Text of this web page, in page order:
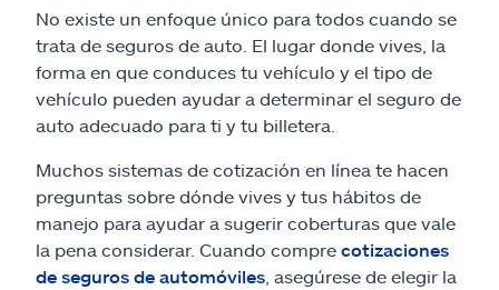
No existe un enfoque único para todos cuando se
trata de seguros de auto. El lugar donde vives, la
forma en que conduces tu vehículo y el tipo de
vehículo pueden ayudar a determinar el seguro de
auto adecuado para ti y tu billetera.
Muchos sistemas de cotización en línea te hacen
preguntas sobre dónde vives y tus hábitos de
manejo para ayudar a sugerir coberturas que vale
la pena considerar. Cuando compre cotizaciones
de seguros de automóviles , asegúrese de elegir la